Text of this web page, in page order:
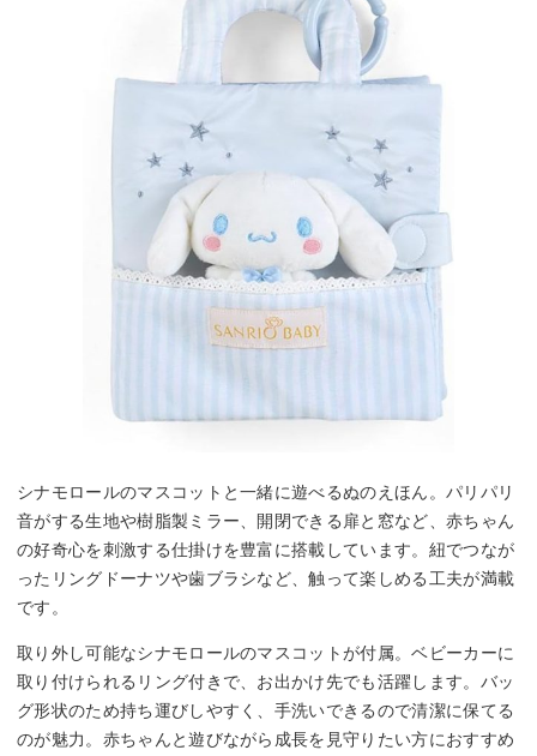
シナモロールのマスコットと一緒に遊べるぬのえほん。パリパリ
音がする生地や樹脂製ミラー、開閉できる扉と窓など、赤ちゃん
の好奇心を刺激する仕掛けを豊富に搭載しています。紐でつなが
ったリングドーナツや歯ブラシなど、触って楽しめる工夫が満載
です。
取り外し可能なシナモロールのマスコットが付属。ベビーカーに
取り付けられるリング付きで、お出かけ先でも活躍します。バッ
グ形状のため持ち運びしやすく、手洗いできるので清潔に保てる
のが魅力。赤ちゃんと遊びながら成長を見守りたい方におすすめ